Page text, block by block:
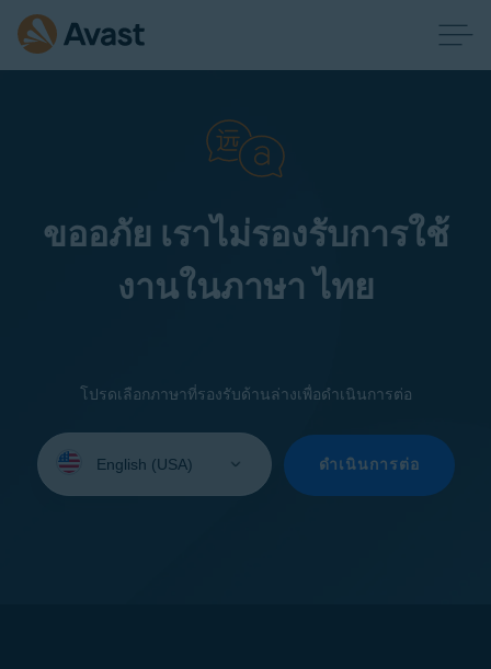
ขออภัย เราไม่รองรับการใช้
งานในภาษา ไทย
โปรดเลือกภาษาที่รองรับด้านล่างเพื่อดำเนินการต่อ
your
ดำเนินการต่อ